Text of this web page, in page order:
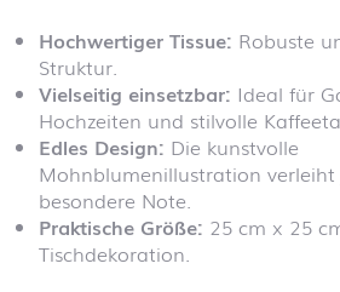
Hochwertiger Tissue: Robuste
Struktur.
Vielseitig einsetzbar: Ideal für
Hochzeiten und stilvolle
Edles Design: Die kunstvolle
Mohnblumenillustration verleiht
besondere Note.
Praktische Größe: 25 cm x 25
Tischdekoration.